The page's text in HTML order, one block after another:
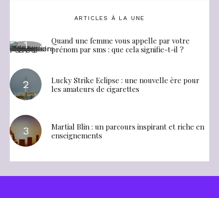
ARTICLES À LA UNE
Quand une femme vous appelle par votre
prénom par sms : que cela signifie-t-il ?
Lucky Strike Eclipse : une nouvelle ère pour
les amateurs de cigarettes
Martial Blin : un parcours inspirant et riche en
enseignements